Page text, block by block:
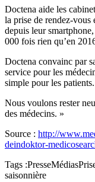
Doctena aide les
la prise de rendez-vous
depuis leur
000 fois rien qu’en
Doctena convainc par
service pour les
simple pour les patients.
Nous voulons rester
des médecins. »
Source : http://
deindoktor-
Tags :PresseMédias
saisonnière